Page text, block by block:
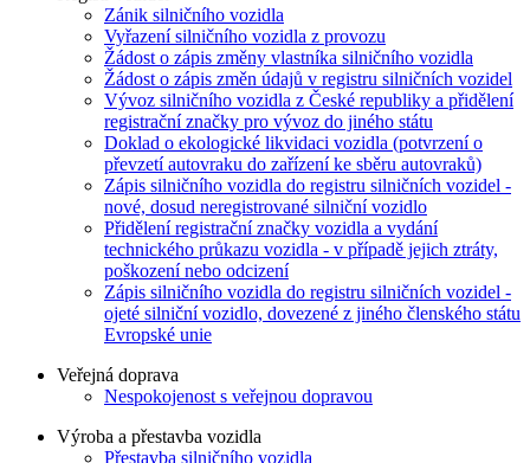
Zánik silničního vozidla
Vyřazení silničního vozidla z provozu
Žádost o zápis změny vlastníka silničního vozidla
Žádost o zápis změn údajů v registru silničních vozidel
Vývoz silničního vozidla z České republiky a přidělení
registrační značky pro vývoz do jiného státu
Doklad o ekologické likvidaci vozidla (potvrzení o
převzetí autovraku do zařízení ke sběru autovraků)
Zápis silničního vozidla do registru silničních vozidel -
nové, dosud neregistrované silniční vozidlo
Přidělení registrační značky vozidla a vydání
technického průkazu vozidla - v případě jejich ztráty,
poškození nebo odcizení
Zápis silničního vozidla do registru silničních vozidel -
ojeté silniční vozidlo, dovezené z jiného členského státu
Evropské unie
Veřejná doprava
Nespokojenost s veřejnou dopravou
Výroba a přestavba vozidla
Přestavba silničního vozidla